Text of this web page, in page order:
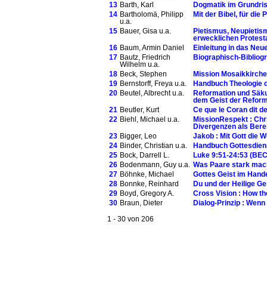
13 Barth, Karl
Dogmatik im
14 Bartholomä, Philipp
u.a.
Mit der Bibel, für die
15 Bauer, Gisa u.a.
Pietismus,
erwecklichen
16 Baum, Armin Daniel
Einleitung in das
17 Bautz, Friedrich
Wilhelm u.a.
Biographisch-
18 Beck, Stephen
Mission
19 Bernstorff, Freya u.a.
Handbuch Theologie
20 Beutel, Albrecht u.a.
Reformation und
dem Geist der
21 Beutler, Kurt
Ce que le Coran dit
22 Biehl, Michael u.a.
MissionRespekt :
Divergenzen als
23 Bigger, Leo
Jakob : Mit Gott die
24 Binder, Christian u.a.
Handbuch
25 Bock, Darrell L.
Luke 9:51-24:53
26 Bodenmann, Guy u.a.
Was Paare stark
27 Böhnke, Michael
Gottes Geist im
28 Bonnke, Reinhard
Du und der Heilige
29 Boyd, Gregory A.
Cross Vision : How
30 Braun, Dieter Dialog-Prinzip :
1 - 30 von 206